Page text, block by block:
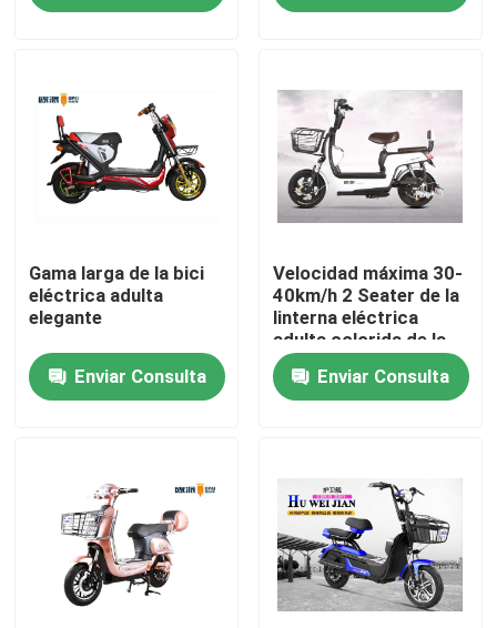
Contactos
Productos
Vespa eléctrica del ciclomotor
Vespa eléctrica de la movilidad
Vespa eléctrica del pedal
Vespa eléctrica de las señoras
Gama larga de la bici
eléctrica adulta
elegante
Enviar Consulta
Velocidad máxima 30-
40km/h 2 Seater de la
linterna eléctrica
adulta colorida de la
bici LED
Enviar Consulta